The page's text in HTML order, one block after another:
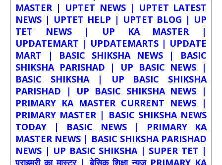
MASTER | UPTET NEWS | UPTET LATEST
NEWS | UPTET HELP | UPTET BLOG | UP
TET NEWS | UP KA MASTER |
UPDATEMART | UPDATEMARTS | UPDATE
MART | BASIC SHIKSHA NEWS | BASIC
SHIKSHA PARISHAD | UP BASIC NEWS |
BASIC SHIKSHA | UP BASIC SHIKSHA
PARISHAD | UP BASIC SHIKSHA NEWS |
PRIMARY KA MASTER CURRENT NEWS |
PRIMARY MASTER | BASIC SHIKSHA NEWS
TODAY | BASIC NEWS | PRIMARY KA
MASTER NEWS | BASIC SHIKSHA PARISHAD
NEWS | UP BASIC SHIKSHA | SUPER TET |
प्राइमरी का मास्टर | बेसिक शिक्षा न्यूज PRIMARY KA